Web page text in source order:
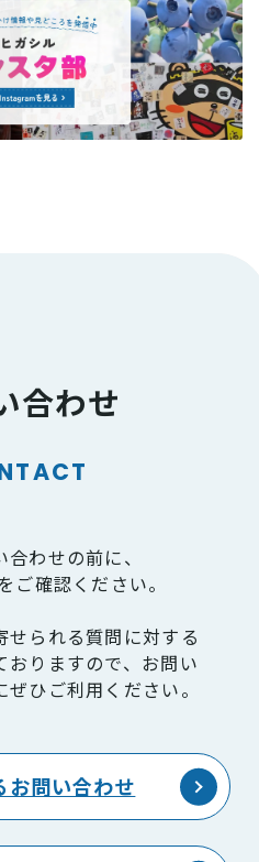
合わせ
わせの前に、
ご確認ください。
せられる質問に対する
おりますので、お問い
ひご利用ください。
お問い合わせ